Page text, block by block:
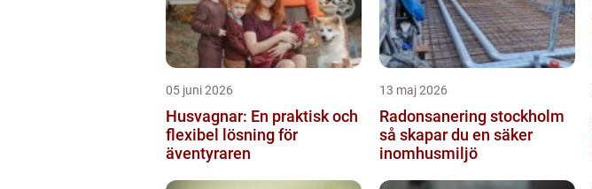
05 juni 2026
Husvagnar: En praktisk och
flexibel lösning för
äventyraren
13 maj 2026
Radonsanering stockholm
så skapar du en säker
inomhusmiljö